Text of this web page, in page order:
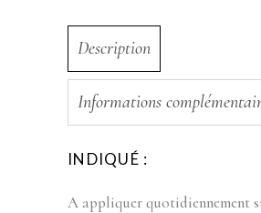
Description
Informations
INDIQUÉ :
A appliquer quotidiennement